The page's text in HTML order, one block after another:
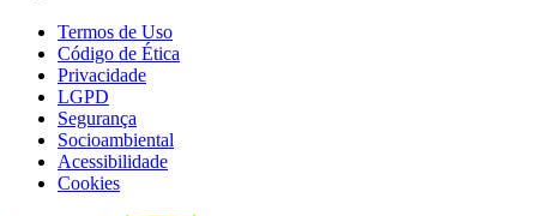
Termos de Uso
Código de Ética
Privacidade
LGPD
Segurança
Socioambiental
Acessibilidade
Cookies